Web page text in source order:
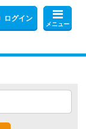
メニュー
ログイン